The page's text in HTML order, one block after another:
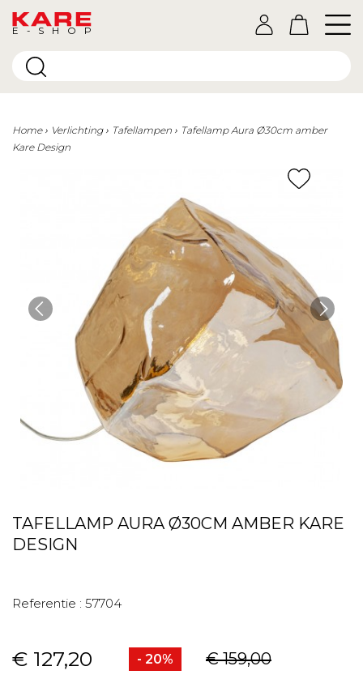
E-SHOP
Home Verlichting Tafellampen
Tafellamp Aura Ø30cm amber
Kare Design
TAFELLAMP AURA Ø30CM AMBER KARE
DESIGN
Referentie : 57704
€ 127,20 - 20% € 159,00